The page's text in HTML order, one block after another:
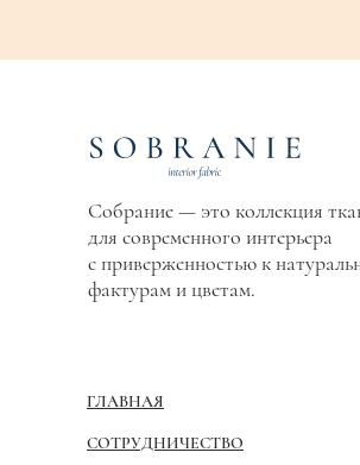
Собрание — это коллекция
для современного интерьера
с приверженностью к
фактурам и цветам.
ГЛАВНАЯ
СОТРУДНИЧЕСТВО